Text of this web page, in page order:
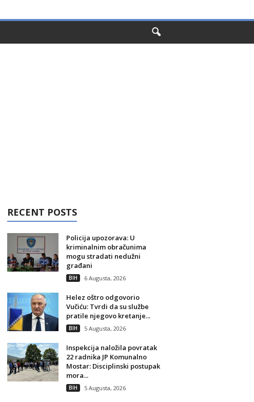
RECENT POSTS
Policija upozorava: U
kriminalnim obračunima
mogu stradati nedužni
građani
BIH 6 Augusta, 2026
Helez oštro odgovorio
Vučiću: Tvrdi da su službe
pratile njegovo kretanje...
BIH 5 Augusta, 2026
Inspekcija naložila povratak
22 radnika JP Komunalno
Mostar: Disciplinski postupak
mora...
BIH 5 Augusta, 2026